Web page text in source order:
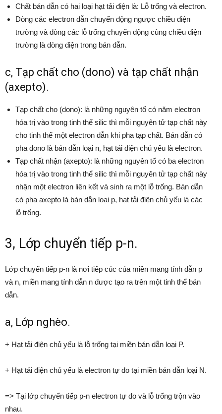
Chất bán dẫn có hai loại hạt tải điện là: Lỗ trống và electron.
Dòng các electron dẫn chuyển động ngược chiều điện
trường và dòng các lỗ trống chuyển động cùng chiều điện
trường là dòng điện trong bán dẫn.
c, Tạp chất cho (dono) và tạp chất nhận
(axepto).
Tạp chất cho (dono): là những nguyên tố có năm electron
hóa trị vào trong tinh thể silic thì mỗi nguyên tử tạp chất này
cho tinh thể một electron dẫn khi pha tạp chất. Bán dẫn có
pha dono là bán dẫn loại n, hạt tải điện chủ yếu là electron.
Tạp chất nhận (axepto): là những nguyên tố có ba electron
hóa trị vào trong tinh thể silic thì mỗi nguyên tử tạp chất này
nhận một electron liên kết và sinh ra một lỗ trống. Bán dẫn
có pha axepto là bán dẫn loại p, hạt tải điện chủ yếu là các
lỗ trống.
3, Lớp chuyển tiếp p-n.
Lớp chuyển tiếp p-n là nơi tiếp cúc của miền mang tính dẫn p
và n, miền mang tính dẫn n được tạo ra trên một tinh thể bán
dẫn.
a, Lớp nghèo.
+ Hạt tải điện chủ yếu là lỗ trống tại miền bán dẫn loại P.
+ Hạt tải điện chủ yếu là electron tự do tại miền bán dẫn loại N.
=> Tại lớp chuyển tiếp p-n electron tự do và lỗ trống trộn vào
nhau.